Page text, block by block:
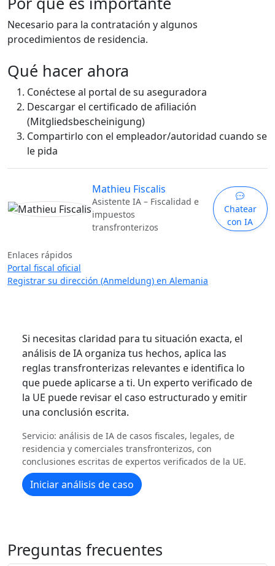
Necesario para la contratación y algunos
procedimientos de residencia.
Qué hacer ahora
Conéctese al portal de su aseguradora
Descargar el certificado de afiliación
(Mitgliedsbescheinigung)
Compartirlo con el empleador/autoridad cuando se
le pida
Mathieu Fiscalis
Asistente IA – Fiscalidad e
impuestos
transfronterizos
Chatear
con IA
Enlaces rápidos
Portal fiscal oficial
Registrar su dirección (Anmeldung) en Alemania
Si necesitas claridad para tu situación exacta, el
análisis de IA organiza tus hechos, aplica las
reglas transfronterizas relevantes e identifica lo
que puede aplicarse a ti. Un experto verificado de
la UE puede revisar el caso estructurado y emitir
una conclusión escrita.
Servicio: análisis de IA de casos fiscales, legales, de
residencia y comerciales transfronterizos, con
conclusiones escritas de expertos verificados de la UE.
Iniciar análisis de caso
Preguntas frecuentes